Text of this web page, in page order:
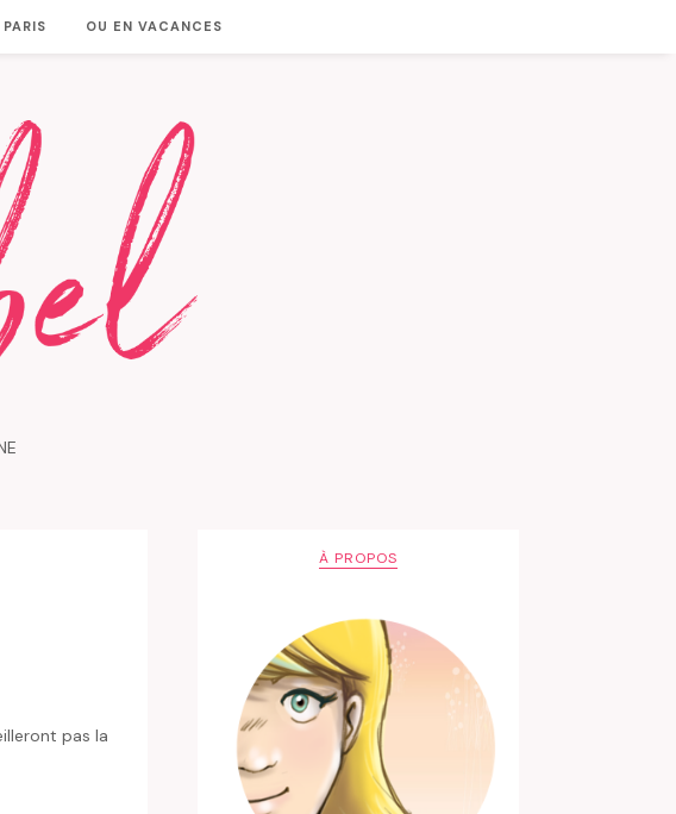
OU EN VACANCES
pas la
À PROPOS